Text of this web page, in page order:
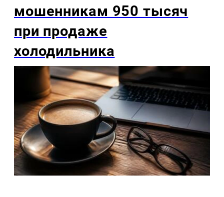
мошенникам 950 тысяч
при продаже
холодильника